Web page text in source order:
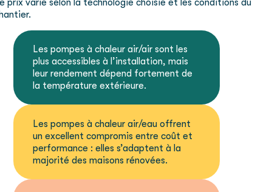
prix varie selon la technologie choisie et les conditions du
Les pompes à chaleur air/air sont les
plus accessibles à l’installation, mais
leur rendement dépend fortement de
la température extérieure.
Les pompes à chaleur air/eau offrent
un excellent compromis entre coût et
performance : elles s’adaptent à la
majorité des maisons rénovées.